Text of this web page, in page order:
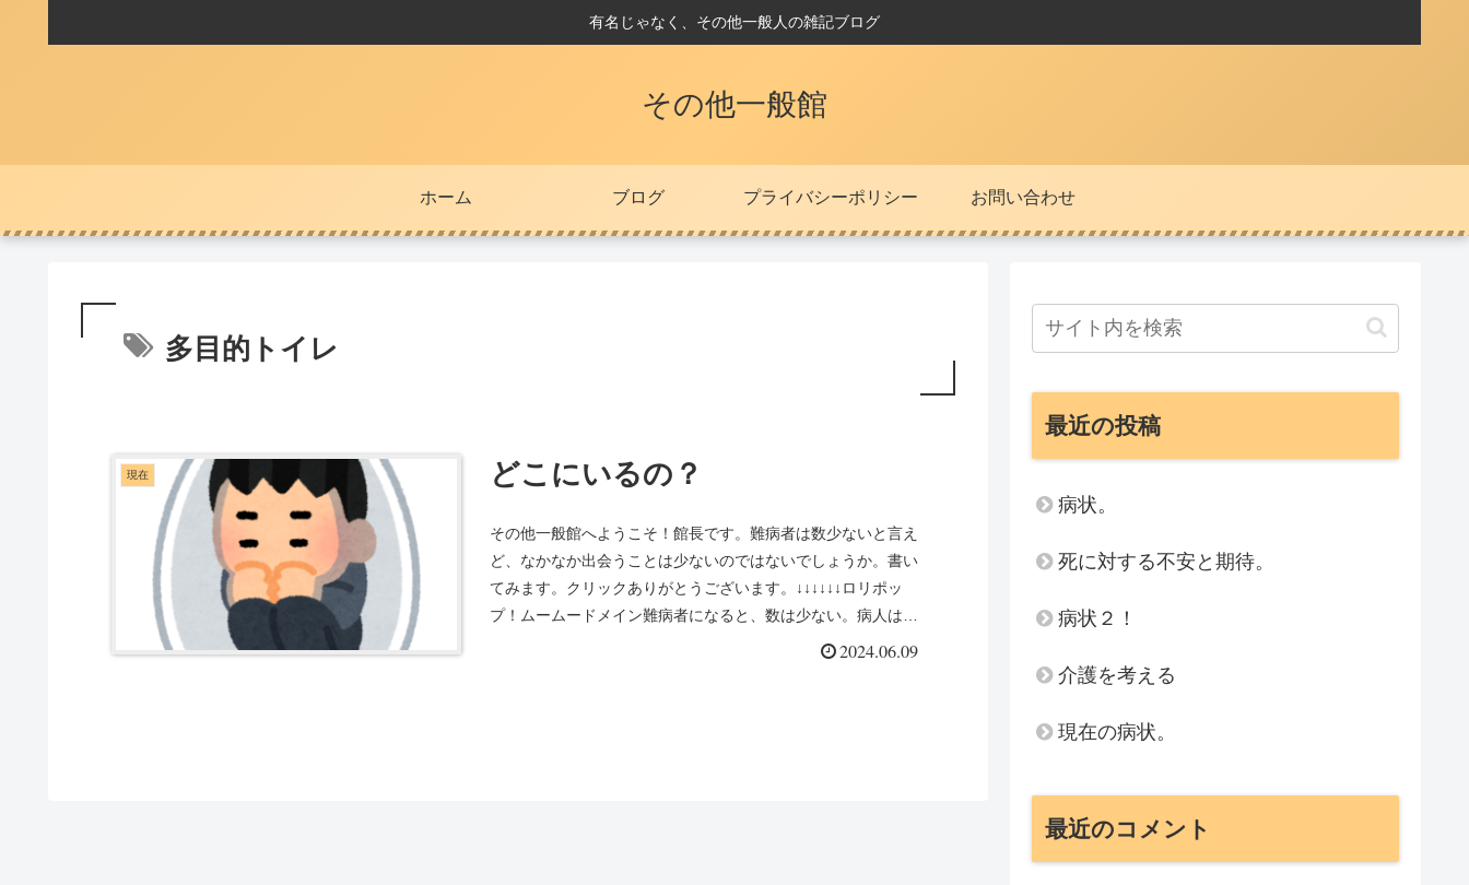
有名じゃなく、その他一般人の雑記ブログ
その他一般館
ホーム ブログ プライバシーポリシー お問い合わせ
多目的トイレ
現在 どこにいるの？
その他一般館へようこそ！館長です。難病者は数少ないと言え
ど、なかなか出会うことは少ないのではないでしょうか。書い
てみます。クリックありがとうございます。↓↓↓↓↓↓ロリポッ
プ！ムームードメイン難病者になると、数は少ない。病人は多
2024.06.09
最近の投稿
病状。
死に対する不安と期待。
病状２！
介護を考える
現在の病状。
最近のコメント